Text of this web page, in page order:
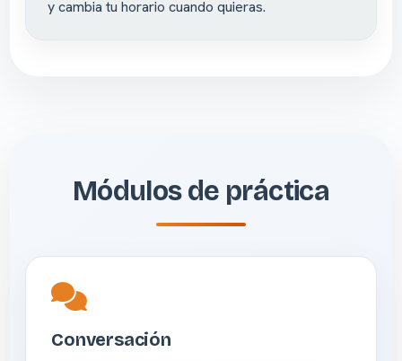
y cambia tu horario cuando quieras.
Módulos de práctica
Conversación